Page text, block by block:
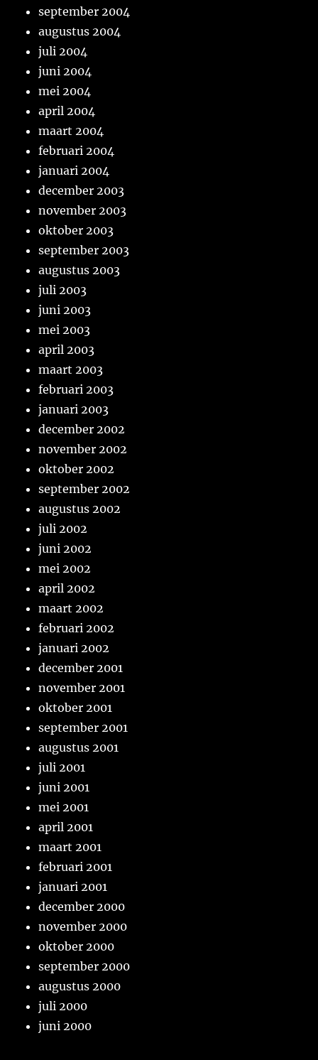
september 2004
augustus 2004
juli 2004
juni 2004
mei 2004
april 2004
maart 2004
februari 2004
januari 2004
december 2003
november 2003
oktober 2003
september 2003
augustus 2003
juli 2003
juni 2003
mei 2003
april 2003
maart 2003
februari 2003
januari 2003
december 2002
november 2002
oktober 2002
september 2002
augustus 2002
juli 2002
juni 2002
mei 2002
april 2002
maart 2002
februari 2002
januari 2002
december 2001
november 2001
oktober 2001
september 2001
augustus 2001
juli 2001
juni 2001
mei 2001
april 2001
maart 2001
februari 2001
januari 2001
december 2000
november 2000
oktober 2000
september 2000
augustus 2000
juli 2000
juni 2000